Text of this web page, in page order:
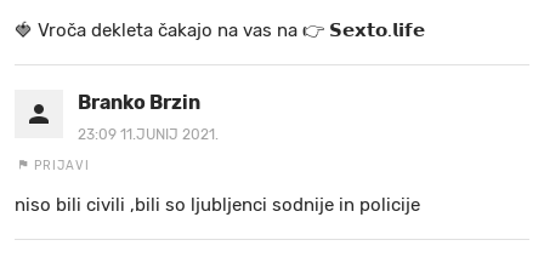
🍓 V r o č a d e k l e t a ča k a jo na va s n a 👉 𝗦𝗲𝘅𝘁𝗼.𝗹𝗶𝗳𝗲
Branko Brzin
23:09 11.JUNIJ 2021.
PRIJAVI
niso bili civili ,bili so ljubljenci sodnije in policije